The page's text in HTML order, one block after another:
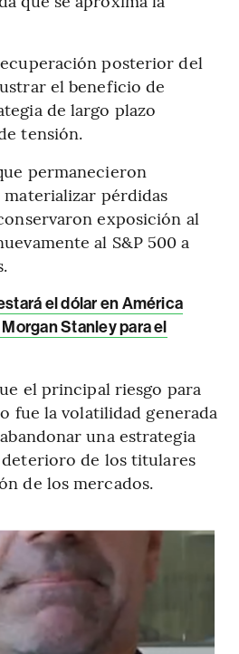
posterior del
el beneficio de
de largo plazo
tensión.
permanecieron
pérdidas
exposición al
al S&P 500 a
el dólar en América
Stanley para el
el principal riesgo para
fue la volatilidad generada
una estrategia
de los titulares
de los mercados.